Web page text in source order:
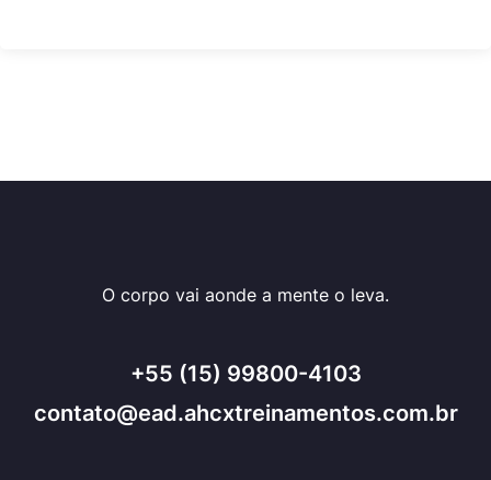
O corpo vai aonde a mente o leva.
+55 (15) 99800-4103
contato@ead.ahcxtreinamentos.com.br